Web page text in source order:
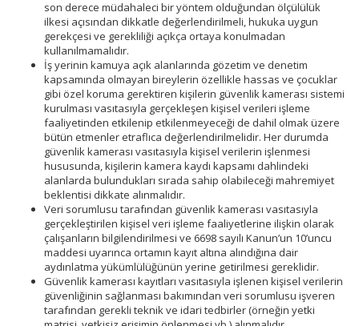
son derece müdahaleci bir yöntem olduğundan ölçülülük
ilkesi açısından dikkatle değerlendirilmeli, hukuka uygun
gerekçesi ve gerekliliği açıkça ortaya konulmadan
kullanılmamalıdır.
İş yerinin kamuya açık alanlarında gözetim ve denetim
kapsamında olmayan bireylerin özellikle hassas ve çocuklar
gibi özel koruma gerektiren kişilerin güvenlik kamerası sistemi
kurulması vasıtasıyla gerçekleşen kişisel verileri işleme
faaliyetinden etkilenip etkilenmeyeceği de dahil olmak üzere
bütün etmenler etraflıca değerlendirilmelidir. Her durumda
güvenlik kamerası vasıtasıyla kişisel verilerin işlenmesi
hususunda, kişilerin kamera kaydı kapsamı dahlindeki
alanlarda bulundukları sırada sahip olabileceği mahremiyet
beklentisi dikkate alınmalıdır.
Veri sorumlusu tarafından güvenlik kamerası vasıtasıyla
gerçekleştirilen kişisel veri işleme faaliyetlerine ilişkin olarak
çalışanların bilgilendirilmesi ve 6698 sayılı Kanun’un 10’uncu
maddesi uyarınca ortamın kayıt altına alındığına dair
aydınlatma yükümlülüğünün yerine getirilmesi gereklidir.
Güvenlik kamerası kayıtları vasıtasıyla işlenen kişisel verilerin
güvenliğinin sağlanması bakımından veri sorumlusu işveren
tarafından gerekli teknik ve idari tedbirler (örneğin yetki